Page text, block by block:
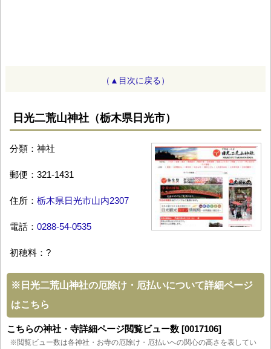
（▲目次に戻る）
日光二荒山神社（栃木県日光市）
分類：神社
郵便：321-1431
住所： 栃木県日光市山内2307
電話： 0288-54-0535
初穂料：?
※ 日光二荒山神社の厄除け・厄払いについて詳細ページ
はこちら
こちらの神社・寺詳細ページ閲覧ビュー数 [0017106]
※閲覧ビュー数は各神社・お寺の厄除け・厄払いへの関心の高さを表してい